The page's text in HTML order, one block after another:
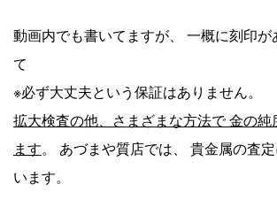
動画内でも書いてますが、 一概に刻印が
て
※必ず大丈夫という保証はありません。
拡大検査の他、さまざまな方法で 金の純
ます。 あづまや質店では、 貴金属の査
います。